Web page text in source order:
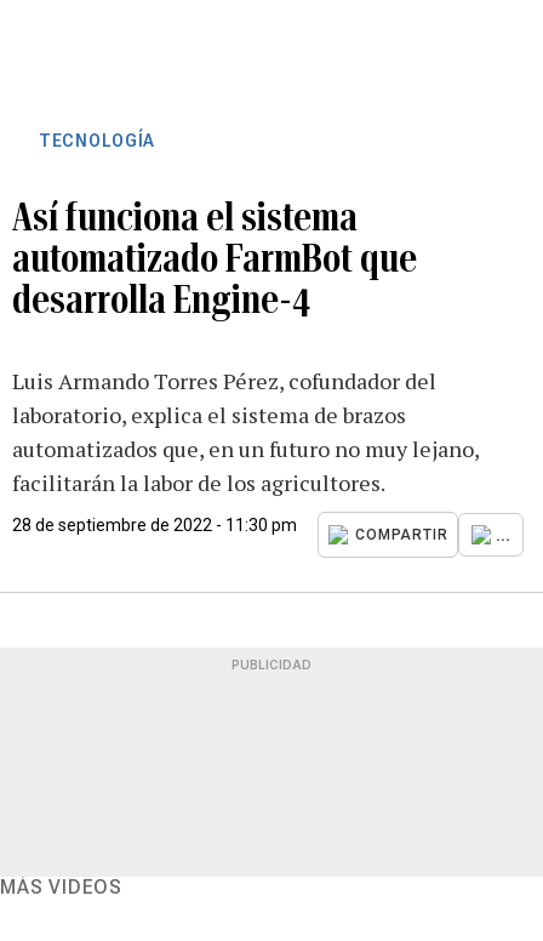
TECNOLOGÍA
Así funciona el sistema
automatizado FarmBot que
desarrolla Engine-4
Luis Armando Torres Pérez, cofundador del
laboratorio, explica el sistema de brazos
automatizados que, en un futuro no muy lejano,
facilitarán la labor de los agricultores.
28 de septiembre de 2022 - 11:30 pm
COMPARTIR ...
PUBLICIDAD
MÁS VIDEOS